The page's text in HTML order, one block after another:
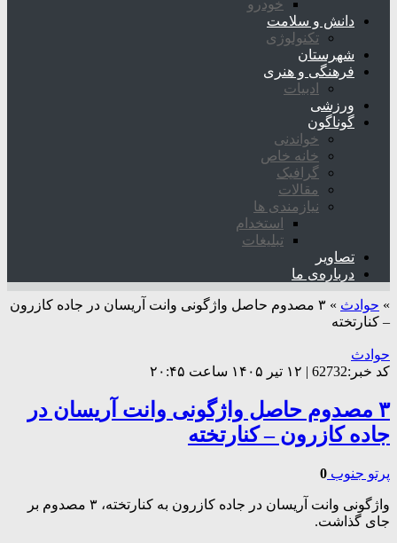
خودرو
دانش و سلامت
تکنولوژی
شهرستان
فرهنگی و هنری
ادبیات
ورزشی
گوناگون
خواندنی
خانه خاص
گرافیک
مقالات
نیازمندی ها
استخدام
تبلیغات
تصاویر
درباره‌ی ما
» حوادث »
۳ مصدوم حاصل واژگونی وانت آریسان در جاده کازرون
– کنارتخته
حوادث
کد خبر:62732 | ۱۲ تیر ۱۴۰۵ ساعت ۲۰:۴۵
۳ مصدوم حاصل واژگونی وانت آریسان در
جاده کازرون – کنارتخته
پرتو جنوب 0
واژگونی وانت آریسان در جاده کازرون به کنارتخته، ۳ مصدوم بر
جای گذاشت.